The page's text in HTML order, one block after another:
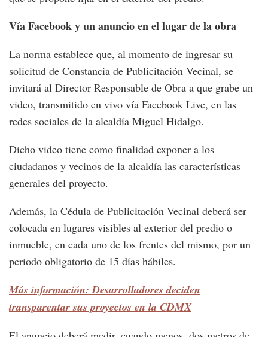
Vía Facebook y un anuncio en el lugar de la obra
La norma establece que, al momento de ingresar su
solicitud de Constancia de Publicitación Vecinal, se
invitará al Director Responsable de Obra a que grabe un
video, transmitido en vivo vía Facebook Live, en las
redes sociales de la alcaldía Miguel Hidalgo.
Dicho video tiene como finalidad exponer a los
ciudadanos y vecinos de la alcaldía las características
generales del proyecto.
Además, la Cédula de Publicitación Vecinal deberá ser
colocada en lugares visibles al exterior del predio o
inmueble, en cada uno de los frentes del mismo, por un
periodo obligatorio de 15 días hábiles.
Más información: Desarrolladores deciden
transparentar sus proyectos en la CDMX